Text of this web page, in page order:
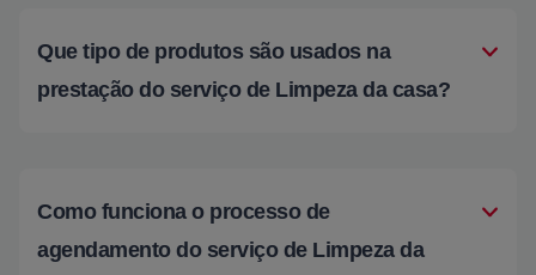
Que tipo de produtos são usados na
prestação do serviço de Limpeza da casa?
Como funciona o processo de
agendamento do serviço de Limpeza da